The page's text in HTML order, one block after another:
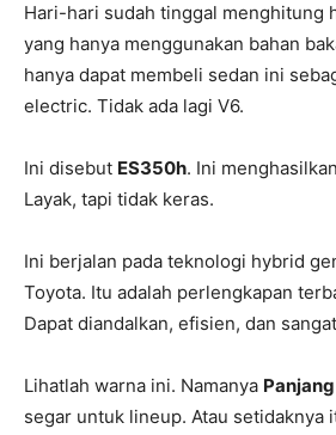
Hari-hari sudah tinggal menghitung
yang hanya menggunakan bahan
hanya dapat membeli sedan ini
electric. Tidak ada lagi V6.
Ini disebut ES350h. Ini menghasilkan
Layak, tapi tidak keras.
Ini berjalan pada teknologi hybrid
Toyota. Itu adalah perlengkapan
Dapat diandalkan, efisien, dan
Lihatlah warna ini. Namanya
segar untuk lineup. Atau setidaknya